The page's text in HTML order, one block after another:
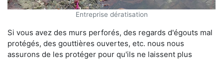
Entreprise dératisation
Si vous avez des murs perforés, des regards d'égouts mal
protégés, des gouttières ouvertes, etc. nous nous
assurons de les protéger pour qu'ils ne laissent plus